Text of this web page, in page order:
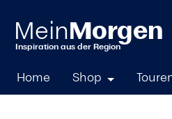
Home Shop